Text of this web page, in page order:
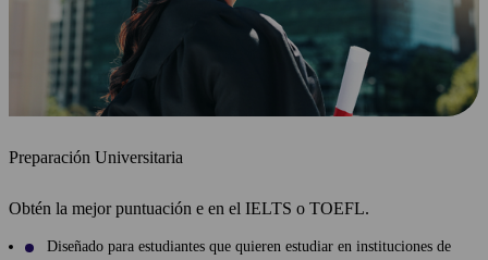
Preparación Universitaria
Obtén la mejor puntuación e en el IELTS o TOEFL.
Diseñado para estudiantes que quieren estudiar en instituciones de